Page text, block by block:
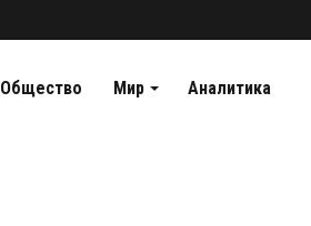
Общество Мир Аналитика